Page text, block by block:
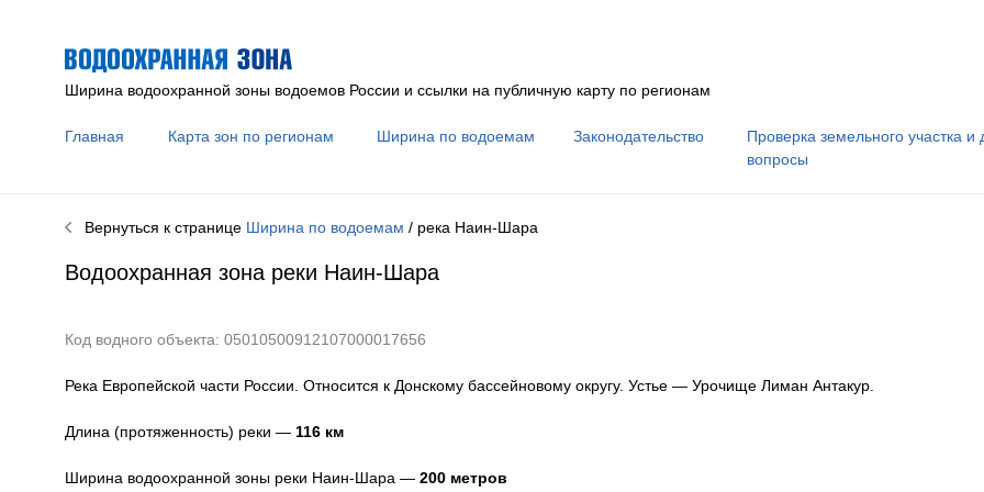
Ширина водоохранной зоны водоемов России и ссылки на публичную карту по регионам
Главная Карта зон по регионам Ширина по водоемам Законодательство
Проверка земельного участка и
вопросы
Вернуться к странице Ширина по водоемам / рекаНаин-Шара
Водоохранная зона реки Наин-Шара
Код водного объекта: 05010500912107000017656
Река Европейской части России. Относится к Донскому бассейновому округу. Устье — Урочище Лиман Антакур.
Длина (протяженность) реки — 116км
Ширина водоохранной зоны реки Наин-Шара — 200 метров